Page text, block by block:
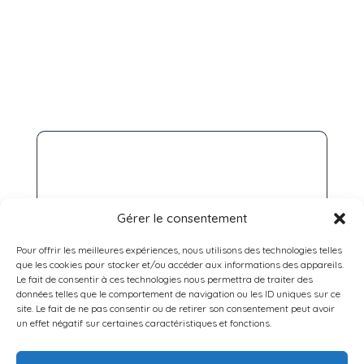
Gérer le consentement
Pour offrir les meilleures expériences, nous utilisons des technologies telles
que les cookies pour stocker et/ou accéder aux informations des appareils.
Le fait de consentir à ces technologies nous permettra de traiter des
données telles que le comportement de navigation ou les ID uniques sur ce
site. Le fait de ne pas consentir ou de retirer son consentement peut avoir
un effet négatif sur certaines caractéristiques et fonctions.